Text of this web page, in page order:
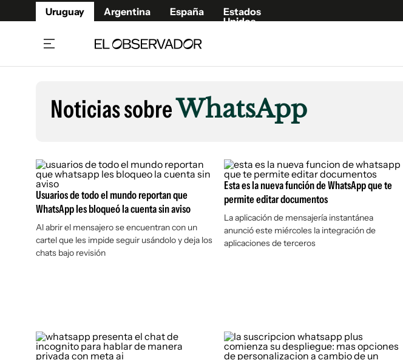
Uruguay Argentina España
Estados
Unidos
Beneficios Member
Café y Negocios
Economía y Empresas
Agro
Brand Studio
Mundo
Cultura y Espectáculos
Fúnebres
Publicaciones
Newsletters
Argentina
España
Estados Unidos
Noticias sobreWhatsApp
Usuarios de todo el mundo reportan que
WhatsApp les bloqueó la cuenta sin aviso
Al abrir el mensajero se encuentran con un
cartel que les impide seguir usándolo y deja los
chats bajo revisión
Esta es la nueva función de WhatsApp que te
permite editar documentos
La aplicación de mensajería instantánea
anunció este miércoles la integración de
aplicaciones de terceros